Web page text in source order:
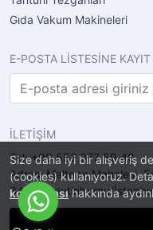
Size daha iyi bir alışveriş
(cookies) kullanıyoruz.
korunmasıhakkında
Gıda Vakum Makineleri
E-POSTA LİSTESİNE KAYIT
İLETİŞİM
Tel: +90 552 077 59 40
Adres: Maltepe Mahalesi,
34010 Zeytinburnu/